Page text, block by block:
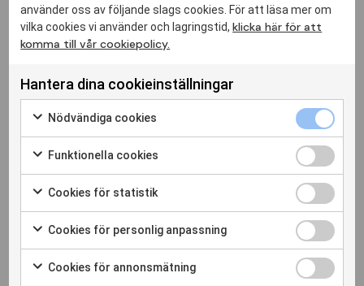
Läs mer iForskning om funktionshinder
pågår nr 4 2022!
använder oss av följande slags cookies. För att läsa mer om
vilka cookies vi använder och lagringstid,klicka här för att
komma till vår cookiepolicy.
Hantera dina cookieinställningar
Nödvändiga cookies
Funktionella cookies
Cookies för statistik
Cookies för personlig anpassning
Cookies för annonsmätning